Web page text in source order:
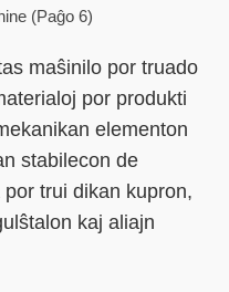
(Paĝo 6)
maŝinilo por truado
por produkti
elementon
stabilecon de
trui dikan kupron,
kaj aliajn